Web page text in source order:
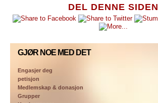
DEL DENNE SIDEN
GJØR NOE MED DET
Engasjer deg
petisjon
Medlemskap & donasjon
Grupper